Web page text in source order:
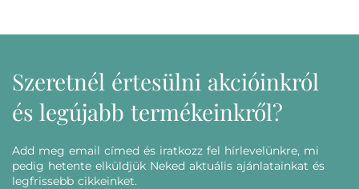
Szeretnél értesülni akcióinkról
és legújabb termékeinkről?
Add meg email címed és iratkozz fel hírlevelünkre, mi
pedig hetente elküldjük Neked aktuális ajánlatainkat és
legfrissebb cikkeinket.